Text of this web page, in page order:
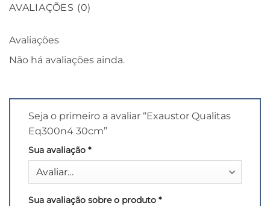
AVALIAÇÕES (0)
Avaliações
Não há avaliações ainda.
Seja o primeiro a avaliar “Exaustor Qualitas
Eq300n4 30cm”
Sua avaliação *
Sua avaliação sobre o produto *